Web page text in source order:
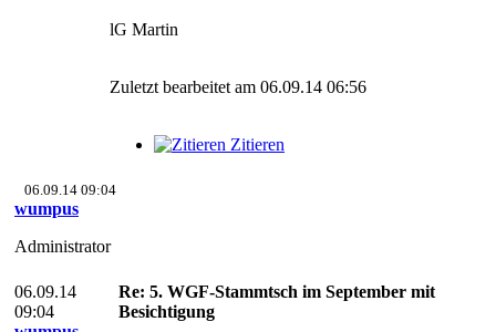
lG Martin
Zuletzt bearbeitet am 06.09.14 06:56
Zitieren
06.09.14 09:04
wumpus
Administrator
06.09.14
09:04
Re: 5. WGF-Stammtsch im September mit
Besichtigung